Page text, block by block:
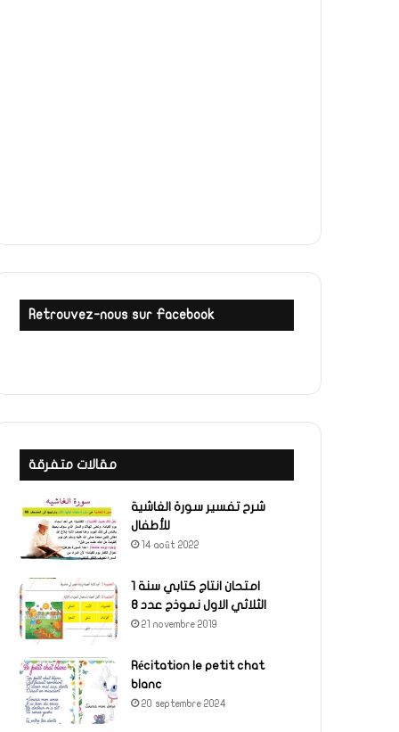
Retrouvez-nous sur Facebook
مقالات متفرقة
شرح تفسير سورة الغاشية
للأطفال
14 août 2022
امتحان انتاج كتابي سنة 1
الثلاثي الاول نموذج عدد 8
21 novembre 2019
Récitation le petit chat
blanc
20 septembre 2024